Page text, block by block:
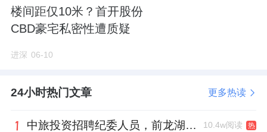
整体价格相对比另外两个，其实也偏高。
可对比的是，
项目96㎡折后360 460万起，
126 ㎡483万起。
楼间距仅10米？首开股份
CBD豪宅私密性遭质疑
进深 06-10
24小时热门文章 更多热读
中旅投资招聘纪委人员，前龙湖副总裁胡若翔掌舵 10.4w阅读 热